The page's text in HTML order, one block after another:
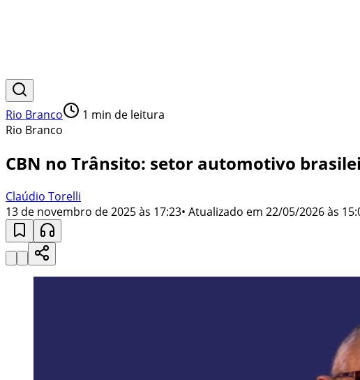
Rio Branco 1 min de leitura
Rio Branco
CBN no Trânsito: setor automotivo
Claúdio Torelli
13 de novembro de 2025 às 17:23• Atualizado em 22/05/2026 às